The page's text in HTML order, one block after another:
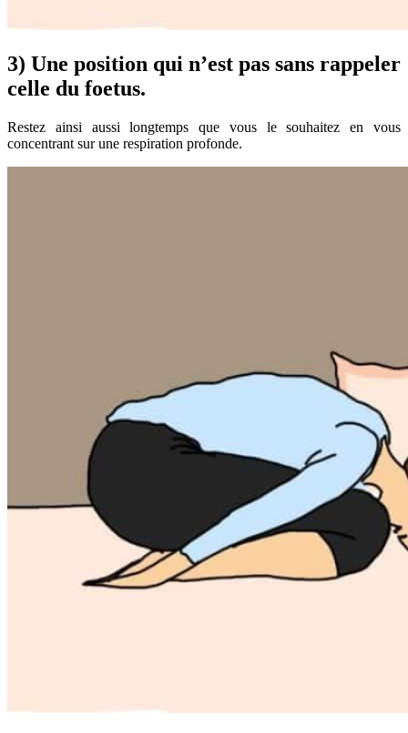
3) Une position qui n’est pas sans rappeler
celle du foetus.
Restez ainsi aussi longtemps que vous le souhaitez en vous
concentrant sur une respiration profonde.